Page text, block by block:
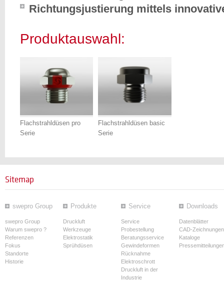
Richtungsjustierung mittels
Produktauswahl:
Flachstrahldüsen pro
Serie
Flachstrahldüsen basic
Serie
Sitemap
swepro Group
swepro Group
Warum swepro ?
Referenzen
Fokus
Standorte
Historie
Produkte
Druckluft
Werkzeuge
Elektrostatik
Sprühdüsen
Service
Service
Probestellung
Beratungsservice
Gewindeformen
Rücknahme
Elektroschrott
Druckluft in der
Industrie
Downloads
Datenblätter
CAD-Zeichnungen
Kataloge